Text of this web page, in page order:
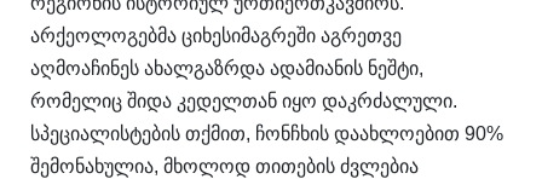
არქეოლოგებმა ციხესიმაგრეში აგრეთვე
აღმოაჩინეს ახალგაზრდა ადამიანის ნეშტი,
რომელიც შიდა კედელთან იყო დაკრძალული.
სპეციალისტების თქმით, ჩონჩხის დაახლოებით 90%
შემონახულია, მხოლოდ თითების ძვლებია